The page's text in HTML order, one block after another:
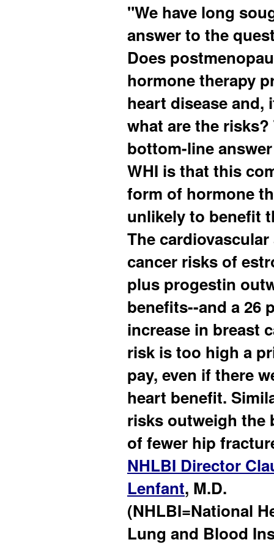
"We have long
answer to the
Does
hormone therapy
heart disease and,
what are the risks?
bottom-line
WHI is that this
form of hormone
unlikely to benefit
The cardiovascular
cancer risks of
plus progestin
benefits--and a 26
increase in breast
risk is too high a
pay, even if there
heart benefit.
risks outweigh the
of fewer hip
NHLBI Director
Lenfant, M.D.
(NHLBI=National
Lung and Blood